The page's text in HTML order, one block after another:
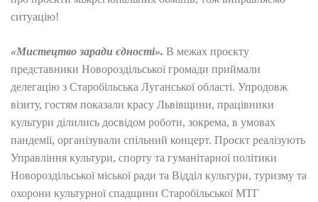
ситуацію!
«Мистецтво заради єдності». В межах проєкту
представники Новороздільської громади приймали
делегацію з Старобільська Луганської області. Упродовж
візиту, гостям показали красу Львівщини, працівники
культури ділились досвідом роботи, зокрема, в умовах
пандемії, організували спільний концерт. Проєкт реалізують
Управління культури, спорту та гуманітарної політики
Новороздільської міської ради та Відділ культури, туризму та
охорони культурної спадщини Старобільської МТГ